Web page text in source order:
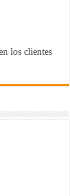
los clientes